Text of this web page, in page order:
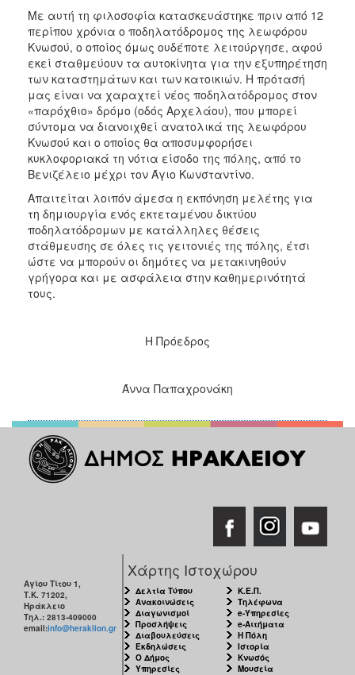
Με αυτή τη φιλοσοφία κατασκευάστηκε πριν από 12
περίπου χρόνια ο ποδηλατόδρομος της λεωφόρου
Κνωσού, ο οποίος όμως ουδέποτε λειτούργησε, αφού
εκεί σταθμεύουν τα αυτοκίνητα για την εξυπηρέτηση
των καταστημάτων και των κατοικιών. Η πρότασή
μας είναι να χαραχτεί νέος ποδηλατόδρομος στον
«παρόχθιο» δρόμο (οδός Αρχελάου), που μπορεί
σύντομα να διανοιχθεί ανατολικά της λεωφόρου
Κνωσού και ο οποίος θα αποσυμφορήσει
κυκλοφοριακά τη νότια είσοδο της πόλης, από το
Βενιζέλειο μέχρι τον Άγιο Κωνσταντίνο.
Απαιτείται λοιπόν άμεσα η εκπόνηση μελέτης για
τη δημιουργία ενός εκτεταμένου δικτύου
ποδηλατόδρομων με κατάλληλες θέσεις
στάθμευσης σε όλες τις γειτονιές της πόλης, έτσι
ώστε να μπορούν οι δημότες να μετακινηθούν
γρήγορα και με ασφάλεια στην καθημερινότητά
τους.
Η Πρόεδρος
Άννα Παπαχρονάκη
Αγίου Τίτου 1,
Τ.Κ. 71202,
Ηράκλειο
Τηλ.: 2813-409000
email:info@heraklion.gr
Χάρτης Ιστοχώρου
Δελτία Τύπου
Ανακοινώσεις
Διαγωνισμοί
Προσλήψεις
Διαβουλεύσεις
Εκδηλώσεις
Ο Δήμος
Υπηρεσίες
Κ.Ε.Π.
Τηλέφωνα
e-Υπηρεσίες
e-Αιτήματα
Η Πόλη
Ιστορία
Κνωσός
Μουσεία